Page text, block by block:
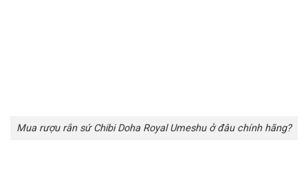
Mua rượu rắn sứ Chibi Doha Royal Umeshu ở đâu chính hãng?